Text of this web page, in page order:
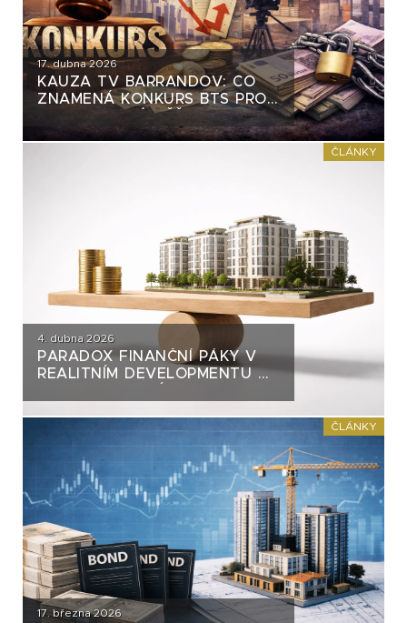
17. dubna 2026
KAUZA TV BARRANDOV: CO
ZNAMENÁ KONKURS BTS PRO
DLUHOPISOVÉ VĚŘITELE S-24
ČLÁNKY
4. dubna 2026
PARADOX FINANČNÍ PÁKY V
REALITNÍM DEVELOPMENTU A
ČLÁNKY
17. března 2026